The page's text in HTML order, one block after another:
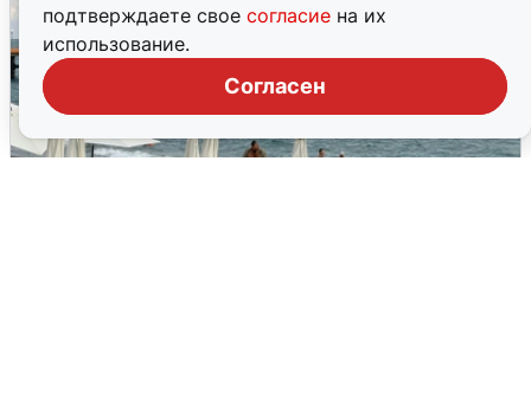
подтверждаете свое согласие на их
использование.
Согласен